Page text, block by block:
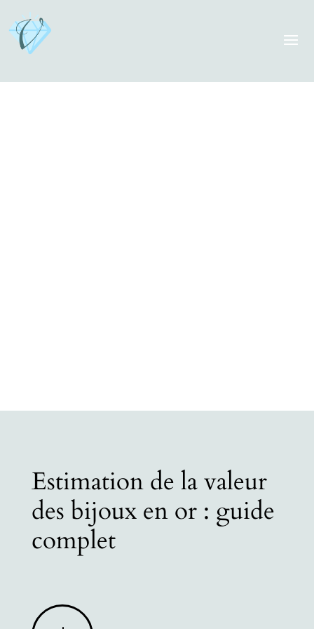
Estimation de la valeur
des bijoux en or : guide
complet